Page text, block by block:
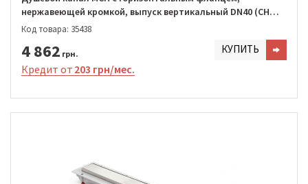
нержавеющей кромкой, выпуск вертикальный DN40 (CH
750/S40 KN1)
Код товара: 35438
4 862 грн. КУПИТЬ
Кредит от 203 грн/мес.